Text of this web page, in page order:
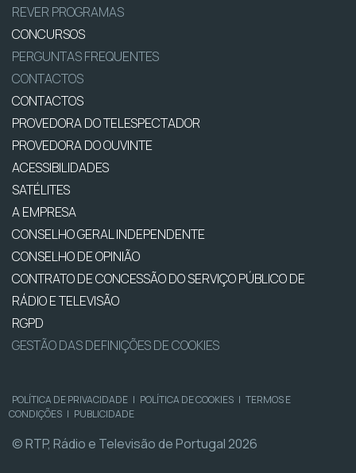
REVER PROGRAMAS
CONCURSOS
PERGUNTAS FREQUENTES
CONTACTOS
CONTACTOS
PROVEDORA DO TELESPECTADOR
PROVEDORA DO OUVINTE
ACESSIBILIDADES
SATÉLITES
A EMPRESA
CONSELHO GERAL INDEPENDENTE
CONSELHO DE OPINIÃO
CONTRATO DE CONCESSÃO DO SERVIÇO PÚBLICO DE
RÁDIO E TELEVISÃO
RGPD
GESTÃO DAS DEFINIÇÕES DE COOKIES
POLÍTICA DE PRIVACIDADE | POLÍTICA DE COOKIES | TERMOS E
CONDIÇÕES | PUBLICIDADE
© RTP, Rádio e Televisão de Portugal 2026